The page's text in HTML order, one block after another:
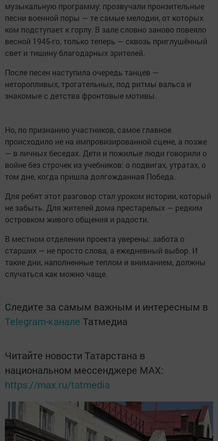
музыкальную программу: прозвучали пронзительные
песни военной поры — те самые мелодии, от которых
ком подступает к горлу. В зале словно заново повеяло
весной 1945-го, только теперь — сквозь приглушённый
свет и тишину благодарных зрителей.
После песен наступила очередь танцев —
неторопливых, трогательных, под ритмы вальса и
знакомые с детства фронтовые мотивы.
Но, по признанию участников, самое главное
происходило не на импровизированной сцене, а позже
— в личных беседах. Дети и пожилые люди говорили о
войне без строчек из учебников: о подвигах, утратах, о
том дне, когда пришла долгожданная Победа.
Для ребят этот разговор стал уроком истории, который
не забыть. Для жителей дома престарелых — редким
островком живого общения и радости.
В местном отделении проекта уверены: забота о
старших — не просто слова, а ежедневный выбор. И
такие дни, наполненные теплом и вниманием, должны
случаться как можно чаще.
Следите за самым важным и интересным в
Telegram-канале Татмедиа
Читайте новости Татарстана в
национальном мессенджере MАХ:
https://max.ru/tatmedia